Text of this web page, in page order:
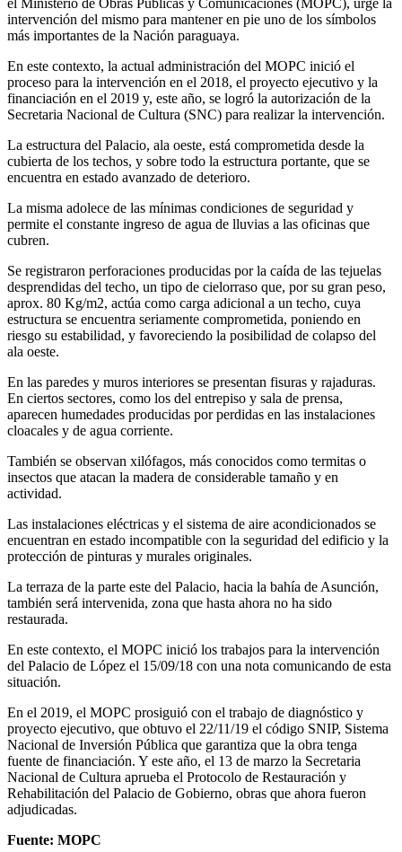
intervención del mismo para mantener en pie uno de los símbolos
más importantes de la Nación paraguaya.
En este contexto, la actual administración del MOPC inició el
proceso para la intervención en el 2018, el proyecto ejecutivo y la
financiación en el 2019 y, este año, se logró la autorización de la
Secretaria Nacional de Cultura (SNC) para realizar la intervención.
La estructura del Palacio, ala oeste, está comprometida desde la
cubierta de los techos, y sobre todo la estructura portante, que se
encuentra en estado avanzado de deterioro.
La misma adolece de las mínimas condiciones de seguridad y
permite el constante ingreso de agua de lluvias a las oficinas que
cubren.
Se registraron perforaciones producidas por la caída de las tejuelas
desprendidas del techo, un tipo de cielorraso que, por su gran peso,
aprox. 80 Kg/m2, actúa como carga adicional a un techo, cuya
estructura se encuentra seriamente comprometida, poniendo en
riesgo su estabilidad, y favoreciendo la posibilidad de colapso del
ala oeste.
En las paredes y muros interiores se presentan fisuras y rajaduras.
En ciertos sectores, como los del entrepiso y sala de prensa,
aparecen humedades producidas por perdidas en las instalaciones
cloacales y de agua corriente.
También se observan xilófagos, más conocidos como termitas o
insectos que atacan la madera de considerable tamaño y en
actividad.
Las instalaciones eléctricas y el sistema de aire acondicionados se
encuentran en estado incompatible con la seguridad del edificio y la
protección de pinturas y murales originales.
La terraza de la parte este del Palacio, hacia la bahía de Asunción,
también será intervenida, zona que hasta ahora no ha sido
restaurada.
En este contexto, el MOPC inició los trabajos para la intervención
del Palacio de López el 15/09/18 con una nota comunicando de esta
situación.
En el 2019, el MOPC prosiguió con el trabajo de diagnóstico y
proyecto ejecutivo, que obtuvo el 22/11/19 el código SNIP, Sistema
Nacional de Inversión Pública que garantiza que la obra tenga
fuente de financiación. Y este año, el 13 de marzo la Secretaria
Nacional de Cultura aprueba el Protocolo de Restauración y
Rehabilitación del Palacio de Gobierno, obras que ahora fueron
adjudicadas.
Fuente: MOPC